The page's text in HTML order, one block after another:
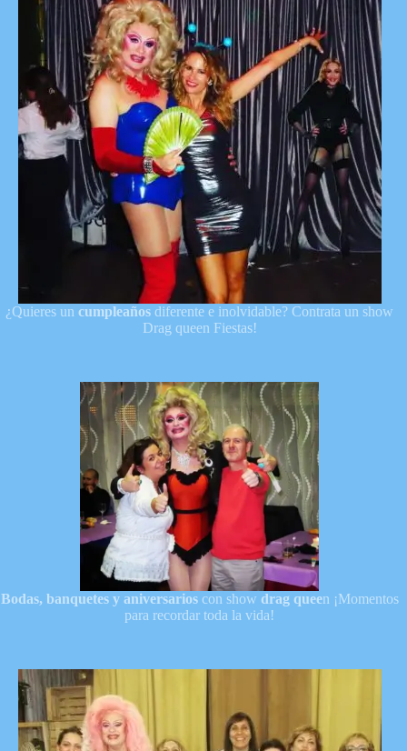
¿Quieres uncumpleañosdiferente e inolvidable? Contrata un show
Drag queen Fiestas!
Bodas, banquetes y aniversarioscon show drag queen ¡Momentos
para recordar toda la vida!